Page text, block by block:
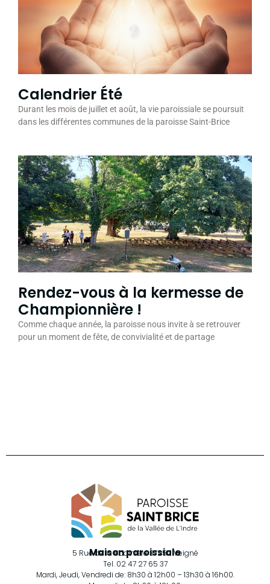
Calendrier Été
Durant les mois de juillet et août, la vie paroissiale se poursuit
dans les différentes communes de la paroisse Saint-Brice
Rendez-vous à la kermesse de
Championnière !
Comme chaque année, la paroisse nous invite à se retrouver
pour un moment de fête, de convivialité et de partage
Maison paroissiale
5 Rue de la Bodinière 37250 Veigné
Tel. 02 47 27 65 37
Mardi, Jeudi, Vendredi de: 8h30 à 12h00 – 13h30 à 16h00.